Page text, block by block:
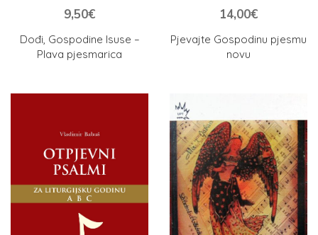
Dođi, Gospodine Isuse –
Plava pjesmarica
9,50€
Pjevajte Gospodinu pjesmu
novu
14,00€